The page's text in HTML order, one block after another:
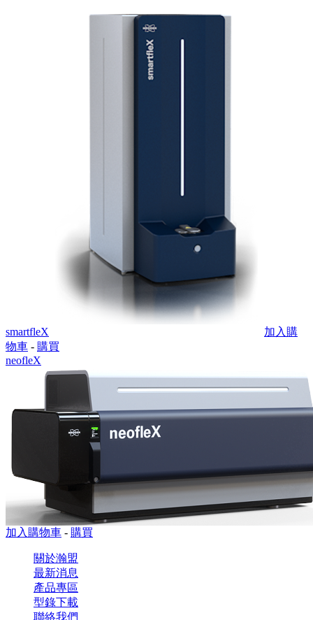
smartfleX
加入購
物車 - 購買
neofleX
加入購物車 - 購買
關於瀚盟
最新消息
產品專區
型錄下載
聯絡我們